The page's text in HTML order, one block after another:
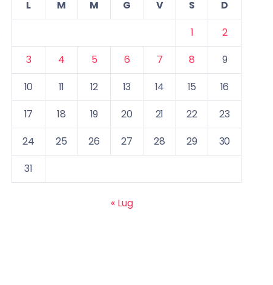
L
M M G V S
D
1
2
3
4 5 6 7 8
9
10
11 12 13 14 15
16
17
18 19 20 21 22
23
24
25 26 27 28 29
30
31
« Lug